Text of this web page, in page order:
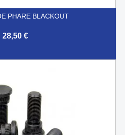
PHARE BLACKOUT
28,50 €